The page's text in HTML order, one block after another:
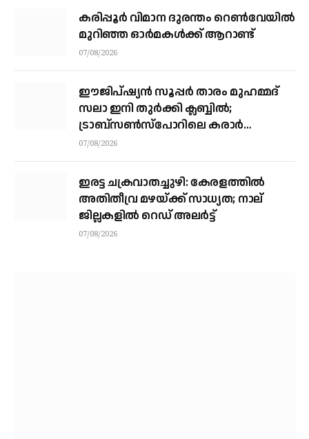
കരിപ്പൂര്‍ വിമാന ദുരന്തം റെണ്‍വേയില്‍
മുറിഞ്ഞ ഓര്‍മകള്‍ക്ക് ആറാണ്ട്
07/08/2026
ഈജിപ്ഷ്യന്‍ സൂപ്പര്‍ താരം മുഹമ്മദ്
സലാ ഇനി തുര്‍ക്കി ക്ലബ്ബില്‍;
ട്രാബ്‌സണ്‍സ്‌പോറിലെ കരാര്‍
അവസാനഘട്ടത്തില്‍
07/08/2026
ഇരട്ട ചക്രവാതച്ചുഴി: കേരളത്തില്‍
അതിതീവ്ര മഴയ്ക്ക് സാധ്യത; നാല്
ജില്ലകളില്‍ റെഡ് അലര്‍ട്ട്
07/08/2026